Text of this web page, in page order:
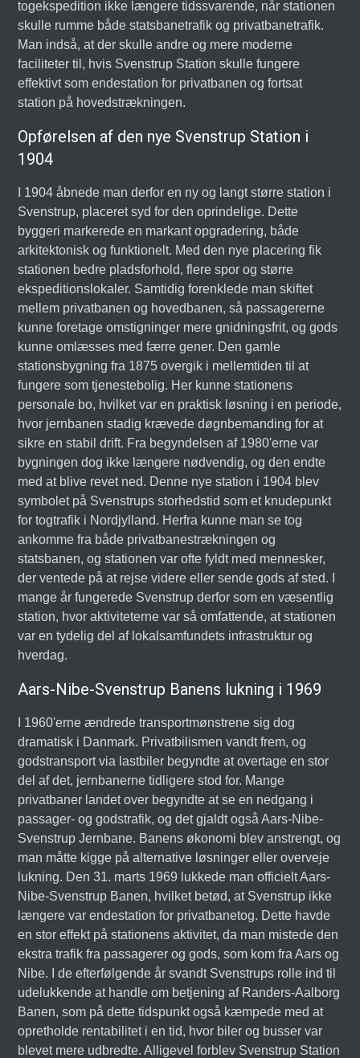
togekspedition ikke længere tidssvarende, når stationen
skulle rumme både statsbanetrafik og privatbanetrafik.
Man indså, at der skulle andre og mere moderne
faciliteter til, hvis Svenstrup Station skulle fungere
effektivt som endestation for privatbanen og fortsat
station på hovedstrækningen.
Opførelsen af den nye Svenstrup Station i
1904
I 1904 åbnede man derfor en ny og langt større station i
Svenstrup, placeret syd for den oprindelige. Dette
byggeri markerede en markant opgradering, både
arkitektonisk og funktionelt. Med den nye placering fik
stationen bedre pladsforhold, flere spor og større
ekspeditionslokaler. Samtidig forenklede man skiftet
mellem privatbanen og hovedbanen, så passagererne
kunne foretage omstigninger mere gnidningsfrit, og gods
kunne omlæsses med færre gener. Den gamle
stationsbygning fra 1875 overgik i mellemtiden til at
fungere som tjenestebolig. Her kunne stationens
personale bo, hvilket var en praktisk løsning i en periode,
hvor jernbanen stadig krævede døgnbemanding for at
sikre en stabil drift. Fra begyndelsen af 1980'erne var
bygningen dog ikke længere nødvendig, og den endte
med at blive revet ned. Denne nye station i 1904 blev
symbolet på Svenstrups storhedstid som et knudepunkt
for togtrafik i Nordjylland. Herfra kunne man se tog
ankomme fra både privatbanestrækningen og
statsbanen, og stationen var ofte fyldt med mennesker,
der ventede på at rejse videre eller sende gods af sted. I
mange år fungerede Svenstrup derfor som en væsentlig
station, hvor aktiviteterne var så omfattende, at stationen
var en tydelig del af lokalsamfundets infrastruktur og
hverdag.
Aars-Nibe-Svenstrup Banens lukning i 1969
I 1960'erne ændrede transportmønstrene sig dog
dramatisk i Danmark. Privatbilismen vandt frem, og
godstransport via lastbiler begyndte at overtage en stor
del af det, jernbanerne tidligere stod for. Mange
privatbaner landet over begyndte at se en nedgang i
passager- og godstrafik, og det gjaldt også Aars-Nibe-
Svenstrup Jernbane. Banens økonomi blev anstrengt, og
man måtte kigge på alternative løsninger eller overveje
lukning. Den 31. marts 1969 lukkede man officielt Aars-
Nibe-Svenstrup Banen, hvilket betød, at Svenstrup ikke
længere var endestation for privatbanetog. Dette havde
en stor effekt på stationens aktivitet, da man mistede den
ekstra trafik fra passagerer og gods, som kom fra Aars og
Nibe. I de efterfølgende år svandt Svenstrups rolle ind til
udelukkende at handle om betjening af Randers-Aalborg
Banen, som på dette tidspunkt også kæmpede med at
opretholde rentabilitet i en tid, hvor biler og busser var
blevet mere udbredte. Alligevel forblev Svenstrup Station